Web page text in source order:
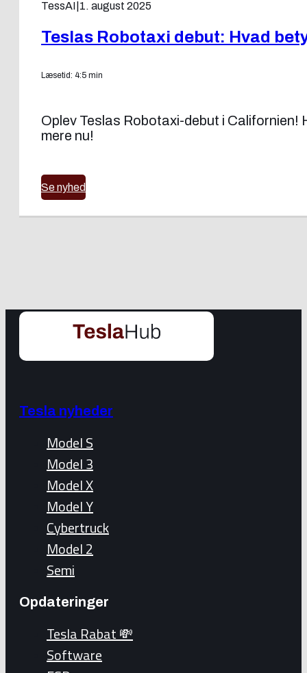
TessAI 1. august 2025
Teslas Robotaxi debut: Hvad
Læsetid: 4:5 min
Oplev Teslas Robotaxi-debut i
mere nu!
Se nyhed
Tesla nyheder
Model S
Model 3
Model X
Model Y
Cybertruck
Model 2
Semi
Opdateringer
Tesla Rabat 💸
Software